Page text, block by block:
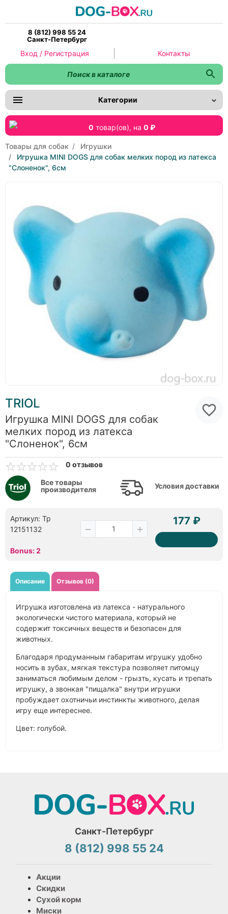
8 (812) 998 55 24
Санкт-Петербург
0 товар(ов), на 0 ₽
Категории
Вход / Регистрация Контакты
Товары для собак
Игрушки
Игрушка MINI DOGS для собак мелких пород из латекса
"Слоненок", 6см
TRIOL
Игрушка MINI DOGS для собак
мелких пород из латекса
"Слоненок", 6см
0 отзывов
Все товары
производителя
Условия доставки
Артикул: Тр
12151132
Bonus: 2
177 ₽
Описание Отзывов (0)
Игрушка изготовлена из латекса - натурального
экологически чистого материала, который не
содержит токсичных веществ и безопасен для
животных.
Благодаря продуманным габаритам игрушку удобно
носить в зубах, мягкая текстура позволяет питомцу
заниматься любимым делом - грызть, кусать и трепать
игрушку, а звонкая "пищалка" внутри игрушки
пробуждает охотничьи инстинкты животного, делая
игру еще интереснее.
Цвет: голубой.
Санкт-Петербург
8 (812) 998 55 24
Акции
Скидки
Сухой корм
Миски